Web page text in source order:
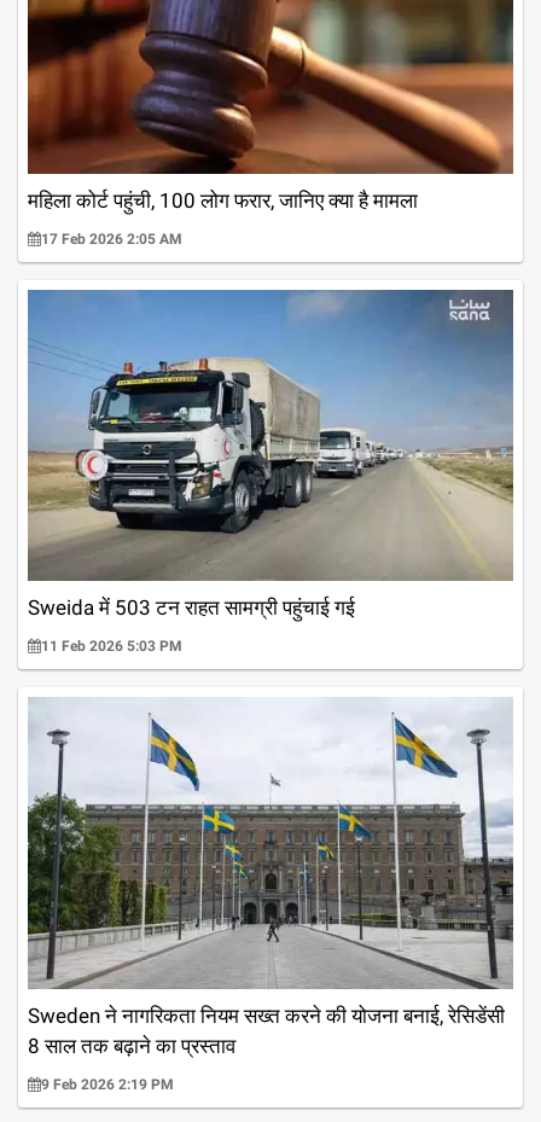
महिला कोर्ट पहुंची, 100 लोग फरार, जानिए क्या है मामला
17 Feb 2026 2:05 AM
Sweida में 503 टन राहत सामग्री पहुंचाई गई
11 Feb 2026 5:03 PM
Sweden ने नागरिकता नियम सख्त करने की योजना बनाई, रेसिडेंसी
8 साल तक बढ़ाने का प्रस्ताव
9 Feb 2026 2:19 PM